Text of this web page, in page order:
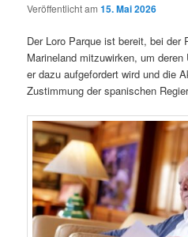
Veröffentlicht am15. Mai 2026
Der Loro Parque ist bereit, bei der
Marineland mitzuwirken, um
er dazu aufgefordert wird und die
Zustimmung der spanischen